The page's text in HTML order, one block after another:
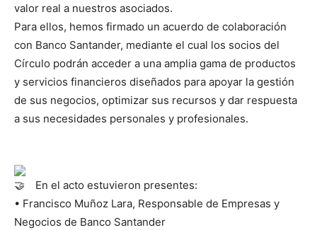
valor real a nuestros asociados.
Para ellos, hemos firmado un acuerdo de colaboración
con Banco Santander, mediante el cual los socios del
Círculo podrán acceder a una amplia gama de productos
y servicios financieros diseñados para apoyar la gestión
de sus negocios, optimizar sus recursos y dar respuesta
a sus necesidades personales y profesionales.
En el acto estuvieron presentes:
• Francisco Muñoz Lara, Responsable de Empresas y
Negocios de Banco Santander